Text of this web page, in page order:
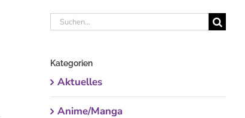
Suche
Kategorien
Aktuelles
Anime/Manga